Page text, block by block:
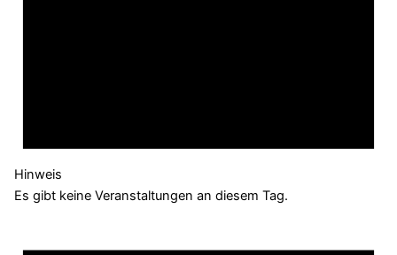
Hinweis
Es gibt keine Veranstaltungen an diesem Tag.